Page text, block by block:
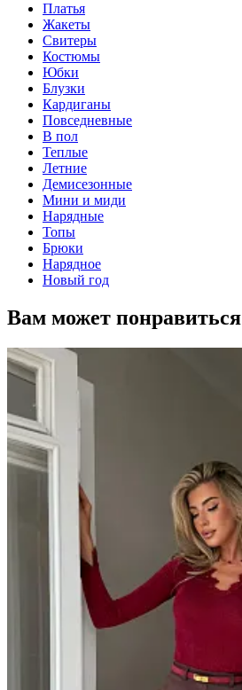
Платья
Жакеты
Свитеры
Костюмы
Юбки
Блузки
Кардиганы
Повседневные
В пол
Теплые
Летние
Демисезонные
Мини и миди
Нарядные
Топы
Брюки
Нарядное
Новый год
Вам может понравиться